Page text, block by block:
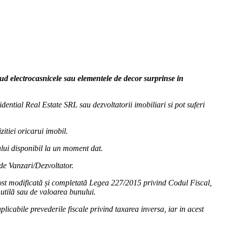
electrocasnicele sau elementele de decor surprinse in
Real Estate SRL sau dezvoltatorii imobiliari si pot suferi
oricarui imobil.
disponibil la un moment dat.
Vanzari/Dezvoltator.
modificată și completată Legea 227/2015 privind Codul Fiscal,
sau de valoarea bunului.
prevederile fiscale privind taxarea inversa, iar in acest